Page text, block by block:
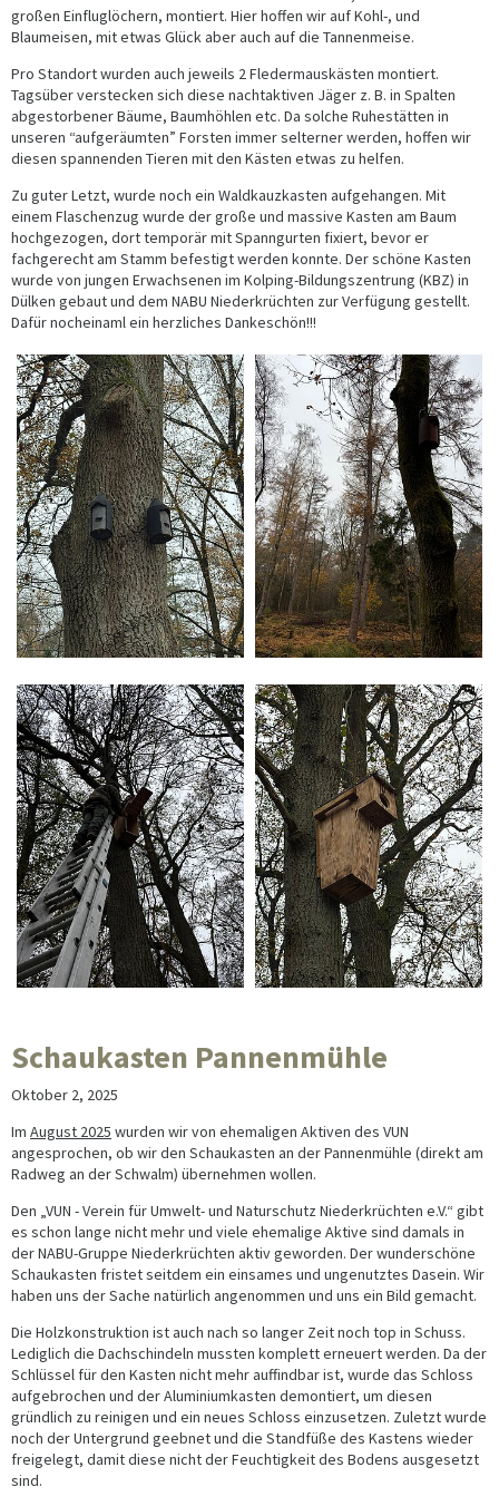
großen Einfluglöchern, montiert. Hier hoffen wir auf Kohl-, und
Blaumeisen, mit etwas Glück aber auch auf die Tannenmeise.
Pro Standort wurden auch jeweils 2 Fledermauskästen montiert.
Tagsüber verstecken sich diese nachtaktiven Jäger z. B. in Spalten
abgestorbener Bäume, Baumhöhlen etc. Da solche Ruhestätten in
unseren “aufgeräumten” Forsten immer selterner werden, hoffen wir
diesen spannenden Tieren mit den Kästen etwas zu helfen.
Zu guter Letzt, wurde noch ein Waldkauzkasten aufgehangen. Mit
einem Flaschenzug wurde der große und massive Kasten am Baum
hochgezogen, dort temporär mit Spanngurten fixiert, bevor er
fachgerecht am Stamm befestigt werden konnte. Der schöne Kasten
wurde von jungen Erwachsenen im Kolping-Bildungszentrung (KBZ) in
Dülken gebaut und dem NABU Niederkrüchten zur Verfügung gestellt.
Dafür nocheinaml ein herzliches Dankeschön!!!
Schaukasten Pannenmühle
Oktober 2, 2025
Im August 2025 wurden wir von ehemaligen Aktiven des VUN
angesprochen, ob wir den Schaukasten an der Pannenmühle (direkt am
Radweg an der Schwalm) übernehmen wollen.
Den „VUN - Verein für Umwelt- und Naturschutz Niederkrüchten e.V.“ gibt
es schon lange nicht mehr und viele ehemalige Aktive sind damals in
der NABU-Gruppe Niederkrüchten aktiv geworden. Der wunderschöne
Schaukasten fristet seitdem ein einsames und ungenutztes Dasein. Wir
haben uns der Sache natürlich angenommen und uns ein Bild gemacht.
Die Holzkonstruktion ist auch nach so langer Zeit noch top in Schuss.
Lediglich die Dachschindeln mussten komplett erneuert werden. Da der
Schlüssel für den Kasten nicht mehr auffindbar ist, wurde das Schloss
aufgebrochen und der Aluminiumkasten demontiert, um diesen
gründlich zu reinigen und ein neues Schloss einzusetzen. Zuletzt wurde
noch der Untergrund geebnet und die Standfüße des Kastens wieder
freigelegt, damit diese nicht der Feuchtigkeit des Bodens ausgesetzt
sind.